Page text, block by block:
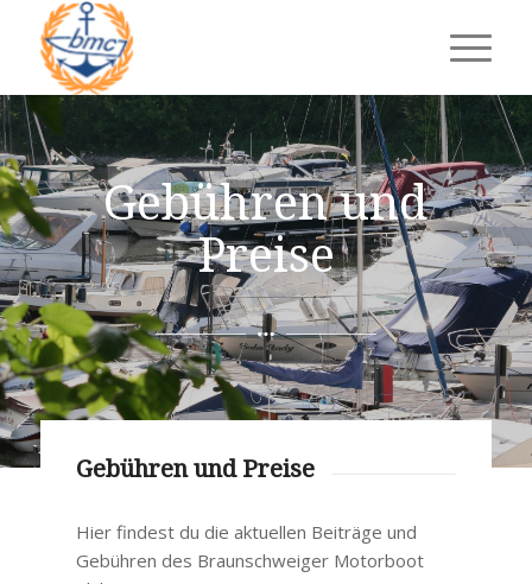
Gebühren und
Preise
Gebühren und Preise
Hier findest du die aktuellen Beiträge und
Gebühren des Braunschweiger Motorboot